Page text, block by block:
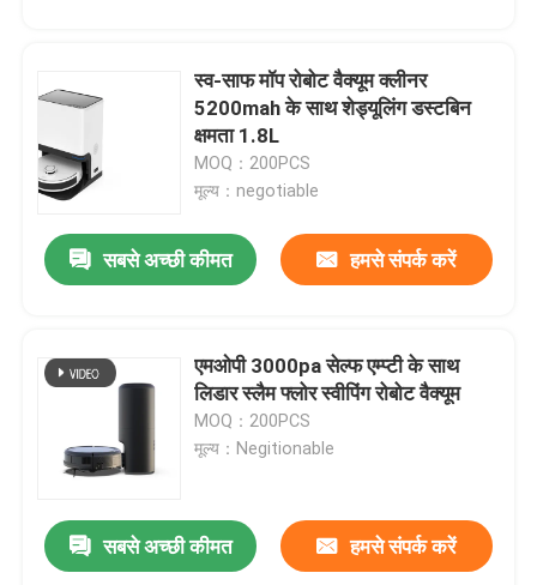
स्व-साफ मॉप रोबोट वैक्यूम क्लीनर
5200mah के साथ शेड्यूलिंग डस्टबिन
क्षमता 1.8L
MOQ：200PCS
मूल्य：negotiable
सबसे अच्छी कीमत हमसे संपर्क करें
एमओपी 3000pa सेल्फ एम्प्टी के साथ
लिडार स्लैम फ्लोर स्वीपिंग रोबोट वैक्यूम
MOQ：200PCS
मूल्य：Negitionable
सबसे अच्छी कीमत हमसे संपर्क करें